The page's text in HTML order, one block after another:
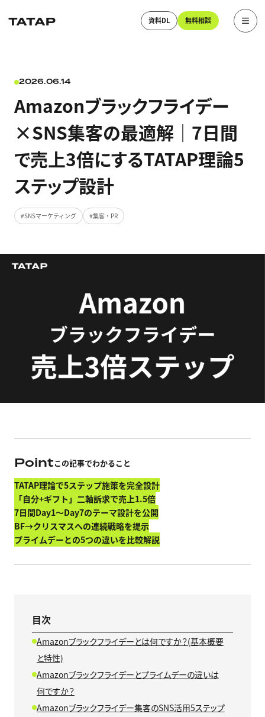
資料DL 無料相談
2026.06.14
Amazonブラックフライデー
×SNS集客の最適解｜7日間
で売上3倍にするTATAP理論5
ステップ設計
SNSマーケティング 集客・PR
Pointこの記事でわかること
TATAP理論で5ステップ施策を完全設計
「自分+ギフト」二軸訴求で売上1.5倍
7日間Day1〜Day7のテーマ設計を公開
BF→クリスマスへの連続戦略を提示
プライムデーとの5つの違いを比較解説
目次
Amazonブラックフライデーとは何ですか？(基本概要
と特性)
Amazonブラックフライデーとプライムデーの違いは
何ですか？
Amazonブラックフライデー集客のSNS活用5ステップ